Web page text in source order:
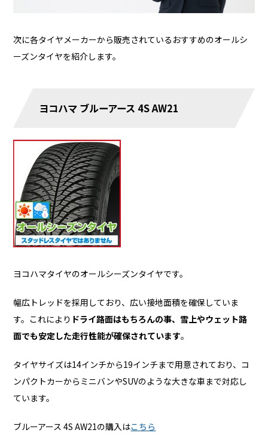
次に各タイヤメーカーから販売されているおすすめのオールシ
ーズンタイヤを紹介します。
ヨコハマ ブルーアース 4S AW21
ヨコハマタイヤのオールシーズンタイヤです。
幅広トレッドを採用しており、広い接地面積を確保していま
す。これにより ドライ路面はもちろんの事、雪上やウェット路
面でも安定した走行性能が確保されています。
タイヤサイズは14インチから19インチまで用意されており、コ
ンパクトカーからミニバンやSUVのような大きな車まで対応し
ています。
ブルーアース 4S AW21の購入はこちら